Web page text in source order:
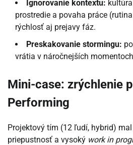
Ignorovanie kontextu:
prostredie a povaha práce
rýchlosť aj prejavy fáz.
Preskakovanie stormingu:
vrátia v náročnejších
Mini-case: zrýchlenie
Performing
Projektový tím (12 ľudí, hybrid)
priepustnosť a vysoký work in